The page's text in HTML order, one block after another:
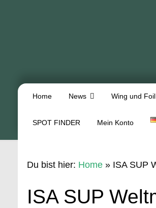
Home News Wing und Foil
SPOT FINDER Mein Konto
Du bist hier: Home» ISA SUP
ISA SUP